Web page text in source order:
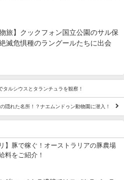
旅】クックフォン国立公園のサル保
滅危惧種のラングールたちに出会
ルシウスとタランチュラを観察！
隠れた名所！？ナエムンドゥン動物園に潜入！
】豚で稼ぐ！オーストラリアの豚農場
料をご紹介！